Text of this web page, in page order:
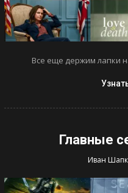
Все еще держим лапки
Главные
Иван